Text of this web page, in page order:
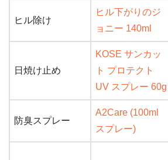
ヒル除け
ヒル下がりのジ
ョニー 140ml
日焼け止め
KOSE サンカッ
ト プロテクト
UV スプレー 60g
防臭スプレー
A2Care (100ml
スプレー)